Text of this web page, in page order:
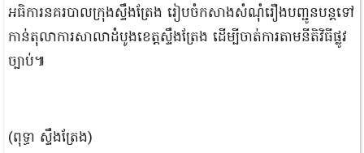
អធិការនគរបាលក្រុងស្ទឹងត្រែង រៀបចំកសាងសំណុំរឿងបញ្ជូនបន្តទៅ
កាន់តុលាការសាលាដំបូងខេត្តស្ទឹងត្រែង ដើម្បីចាត់ការតាមនីតិវិធីផ្លូវ
ច្បាប់៕
(ពុទ្ធា ស្ទឹងត្រែង)